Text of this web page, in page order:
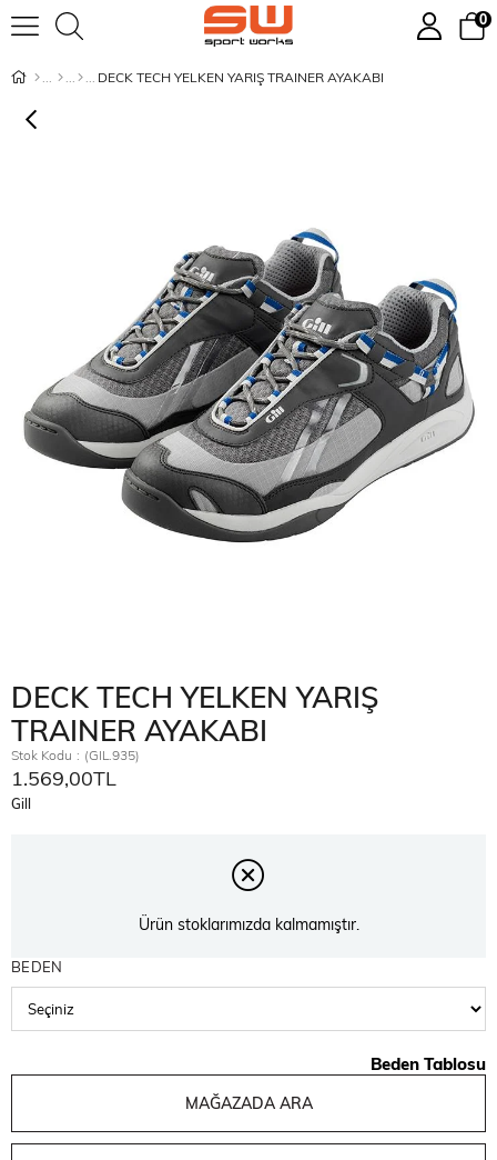
0
DECK TECH YELKEN YARIŞ TRAINER AYAKABI
DECK TECH YELKEN YARIŞ
TRAINER AYAKABI
Stok Kodu (GIL.935)
1.569,00TL
Gill
Ürün stoklarımızda kalmamıştır.
BEDEN
Beden Tablosu
MAĞAZADA ARA